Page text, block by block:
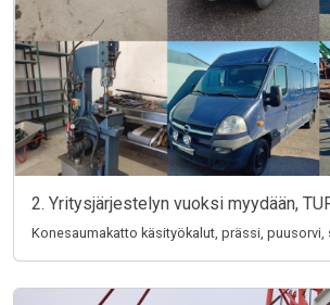
2. Yritysjärjestelyn vuoksi myydään,
Konesaumakatto käsityökalut, prässi, puusorvi,